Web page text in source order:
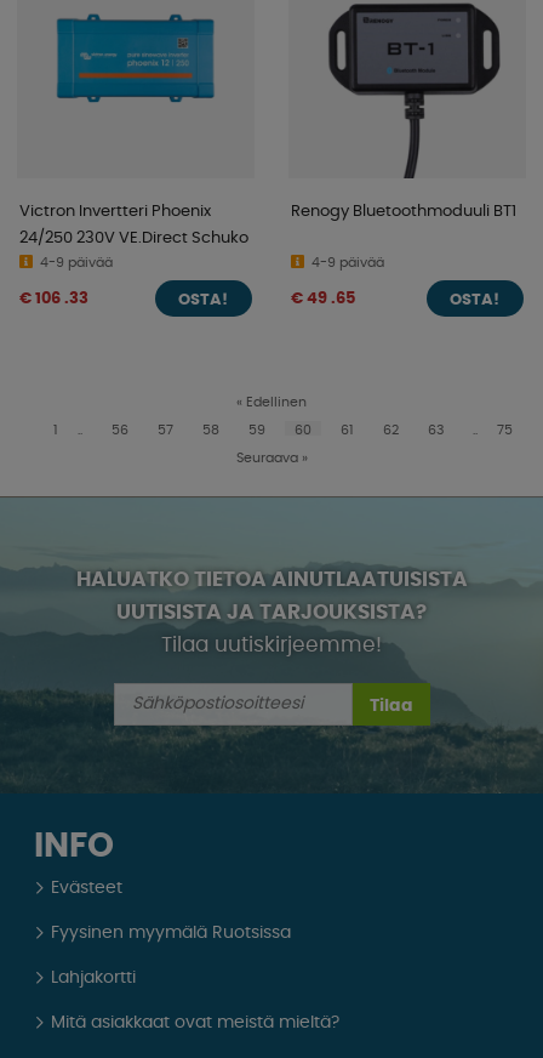
Victron Invertteri Phoenix
24/250 230V VE.Direct Schuko
4-9 päivää
€ 106 .33 OSTA!
Renogy Bluetoothmoduuli BT1
4-9 päivää
€ 49 .65 OSTA!
« Edellinen
1 56 57 58 59 60 61 62 63 75
Seuraava »
HALUATKO TIETOA AINUTLAATUISISTA
UUTISISTA JA TARJOUKSISTA?
Tilaa uutiskirjeemme!
Tilaa
INFO
Evästeet
Fyysinen myymälä Ruotsissa
Lahjakortti
Mitä asiakkaat ovat meistä mieltä?